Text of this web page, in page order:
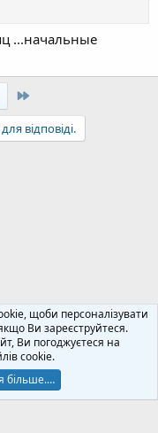
...начальные
відповіді.
тарифу
Допомога
щоби персоналізувати
Ви зареєструйтеся.
Ви погоджуєтеся на
cookie.
більше.…